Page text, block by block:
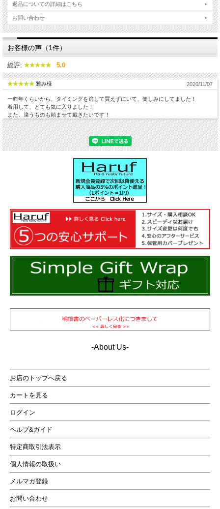
ＭＡ-1ならではの衿リブニットは高密度の物を使用して
ます。風を通さず肌触りも良い高級仕様になっていま
す。シンプルなデザインは一つ一つのディテールの質の
良さが際立つのでぬかりない一枚になっております。
野暮ったくないMA-1を作るため、試作を重ねてパターン
返品についての詳細はこちら
お問い合わせ
お客様の声（1件）
総評: 5.0
雅み様 2020/11/07
一昨年くらいから、タイミングを逃して買えずにいて、楽しみにしてました！
着用して、とても気に入りました！
また、違うものも頼ませて戴きたいです！
-About Us-
お店のトップへ戻る
カートを見る
ログイン
ヘルプ&ガイド
特定商取引法表示
個人情報の取扱い
メルマガ登録
お問い合わせ